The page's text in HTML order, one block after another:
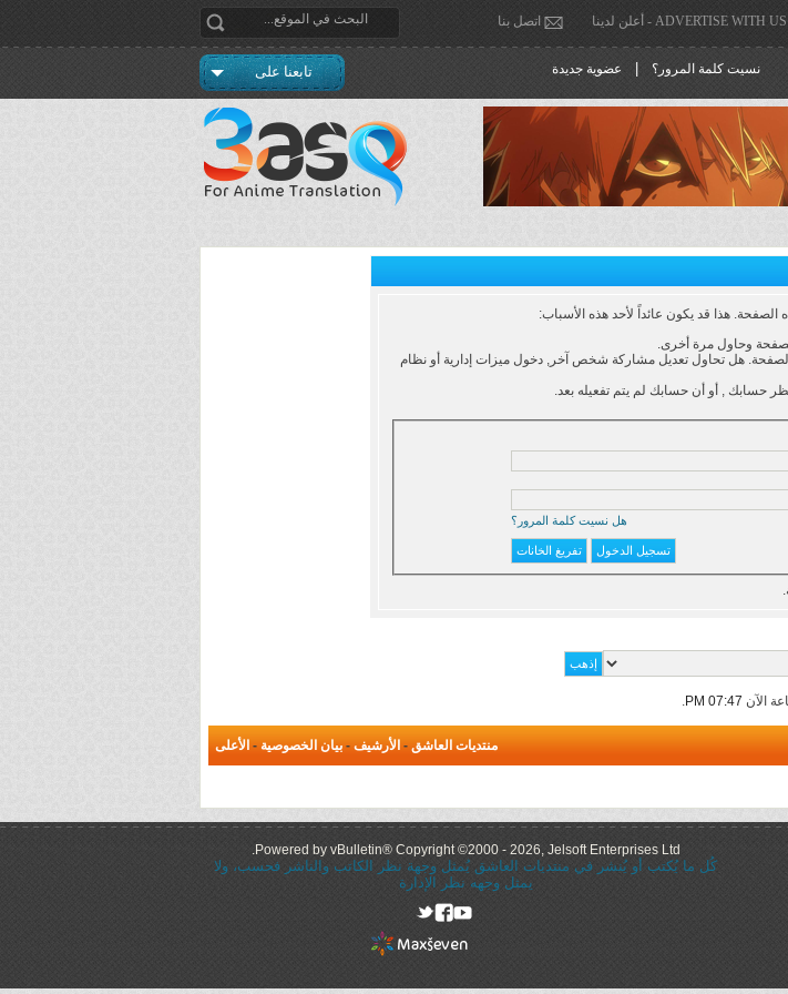
ADVERTISE WITH US - أعلن لدينا اتصل بنا
نسيت كلمة المرور؟ عضوية جديدة تابعنا على
هذا قد يكون عائداً لأحد هذه الأسباب:
وحاول مرة أخرى.
هل تحاول تعديل مشاركة شخص آخر, دخول ميزات إدارية أو نظام
حسابك , أو أن حسابك لم يتم تفعيله بعد.
هل نسيت كلمة المرور؟
الآن 07:47 PM
.
منتديات العاشق - الأرشيف - بيان الخصوصية - الأعلى
Powered by vBulletin® Copyright ©2000 - 2026, Jelsoft Enterprises Ltd.
كُل ما يُكتب أو يُنشر في منتديات العاشق يُمثل وجهة نظر الكاتب والناشر فحسب، ولا
يمثل وجهه نظر الإدارة